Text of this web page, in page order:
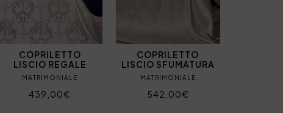
COPRILETTO
LISCIO REGALE
MATRIMONIALE
439,00€
COPRILETTO
LISCIO SFUMATURA
MATRIMONIALE
542,00€